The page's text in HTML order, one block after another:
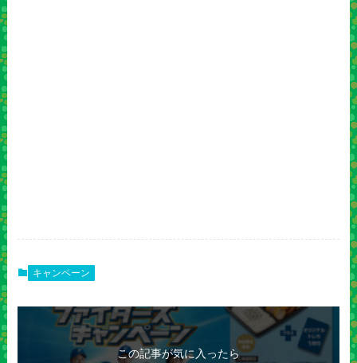
キャンペーン
この記事が気に入ったら